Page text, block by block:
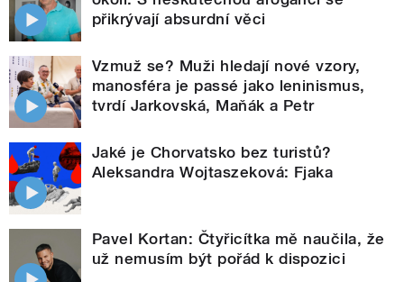
přikrývají absurdní věci
Vzmuž se? Muži hledají nové vzory,
manosféra je passé jako leninismus,
tvrdí Jarkovská, Maňák a Petr
Jaké je Chorvatsko bez turistů?
Aleksandra Wojtaszeková: Fjaka
Pavel Kortan: Čtyřicítka mě naučila, že
už nemusím být pořád k dispozici